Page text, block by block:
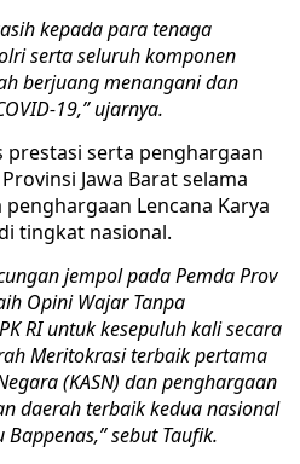
kepada para tenaga
serta seluruh komponen
berjuang menangani dan
19,” ujarnya.
prestasi serta penghargaan
Jawa Barat selama
Lencana Karya
tingkat nasional.
jempol pada Pemda Prov
Opini Wajar Tanpa
RI untuk kesepuluh kali secara
Meritokrasi terbaik pertama
(KASN) dan penghargaan
daerah terbaik kedua nasional
sebut Taufik.